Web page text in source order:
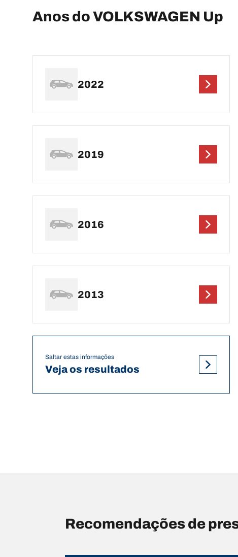
Anos do VOLKSWAGEN Up
2022
2019
2016
2013
Saltar estas informações
Veja os resultados
Recomendações de